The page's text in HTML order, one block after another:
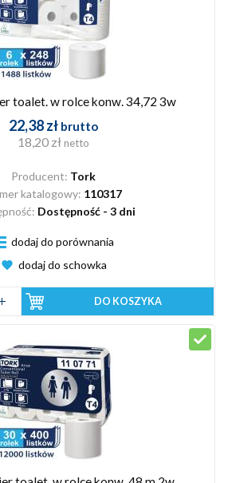
toalet. w rolce konw. 34,72 3w
22,38 zł brutto
18,20 zł netto
Producent: Tork
katalogowy: 110317
Dostępność - 3 dni
dodaj do porównania
dodaj do schowka
DO KOSZYKA